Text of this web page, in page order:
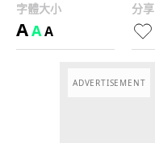
字體大小
AAA
分享
ADVERTISEMENT